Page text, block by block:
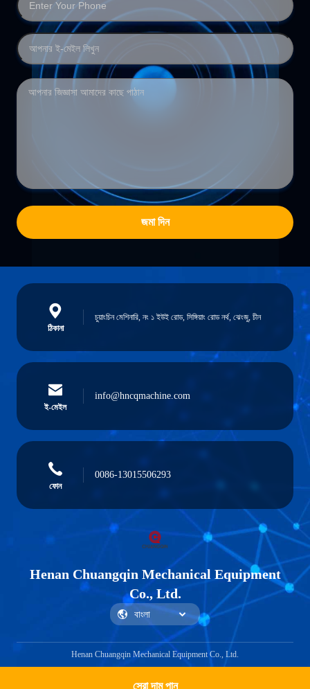
সেরা দাম পান
জমা দিন
ঠিকানা
চুয়াংচিন মেশিনারি, নং ১ ইউই রোড, সিঙ্গিয়াং রোড নর্থ, ঝেংজু, চীন
ই-মেইল
info@hncqmachine.com
ফোন
0086-13015506293
Henan Chuangqin Mechanical Equipment
Co., Ltd.
Henan Chuangqin Mechanical Equipment Co., Ltd.